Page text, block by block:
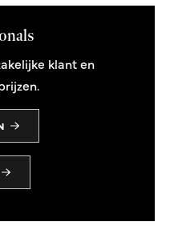
klant en